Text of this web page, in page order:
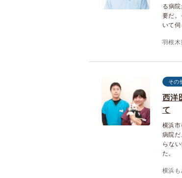
る病
要だ
いて伺
羽根
その
西洋
て
横浜
病院
らな
た。
横浜